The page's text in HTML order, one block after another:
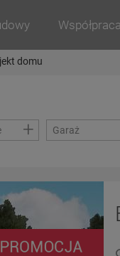
Współpraca
domu
+ Garaż